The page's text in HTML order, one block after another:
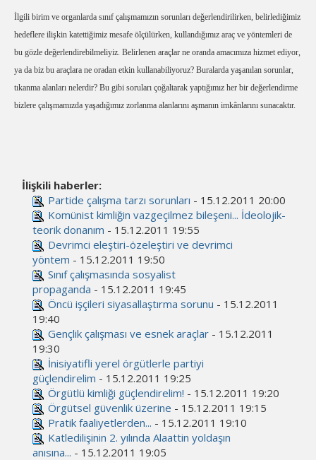
İlgili birim ve organlarda sınıf çalışmamızın sorunları değerlendirilirken, belirlediğimiz
hedeflere ilişkin katettiğimiz mesafe ölçülürken, kullandığımız araç ve yöntemleri de
bu gözle değerlendirebilmeliyiz. Belirlenen araçlar ne oranda amacımıza hizmet ediyor,
ya da biz bu araçlara ne oradan etkin kullanabiliyoruz? Buralarda yaşanılan sorunlar,
tıkanma alanları nelerdir? Bu gibi soruları çoğaltarak yaptığımız her bir değerlendirme
bizlere çalışmamızda yaşadığımız zorlanma alanlarını aşmanın imkânlarını sunacaktır.
İlişkili haberler:
Partide çalışma tarzı sorunları - 15.12.2011 20:00
Komünist kimliğin vazgeçilmez bileşeni... İdeolojik-
teorik donanım - 15.12.2011 19:55
Devrimci eleştiri-özeleştiri ve devrimci
yöntem - 15.12.2011 19:50
Sınıf çalışmasında sosyalist
propaganda - 15.12.2011 19:45
Öncü işçileri siyasallaştırma sorunu - 15.12.2011
19:40
Gençlik çalışması ve esnek araçlar - 15.12.2011
19:30
İnisiyatifli yerel örgütlerle partiyi
güçlendirelim - 15.12.2011 19:25
Örgütlü kimliği güçlendirelim! - 15.12.2011 19:20
Örgütsel güvenlik üzerine - 15.12.2011 19:15
Pratik faaliyetlerden... - 15.12.2011 19:10
Katledilişinin 2. yılında Alaattin yoldaşın
anısına... - 15.12.2011 19:05